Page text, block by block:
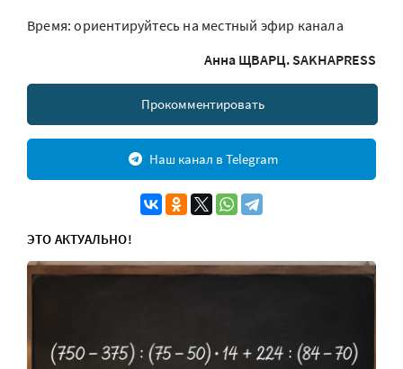
Время: ориентируйтесь на местный эфир канала
Анна ЩВАРЦ. SAKHAPRESS
Прокомментировать
Наш канал в Telegram
ЭТО АКТУАЛЬНО!